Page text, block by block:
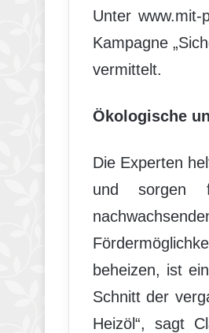
Unter
Kampagne
vermittelt.
Ökologische
Die Experten
und sorgen
beheizen, ist
Schnitt der
Heizöl“, sagt